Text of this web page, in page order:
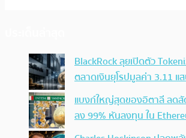
BlackRock ลุยเปิดตัว
ตลาดเงินยุโรปมูลค่า 3.11 แ
แบงก์ใหญ่สุดของอิตาลี ลดสั
ลง 99% หันลงทุน ใน